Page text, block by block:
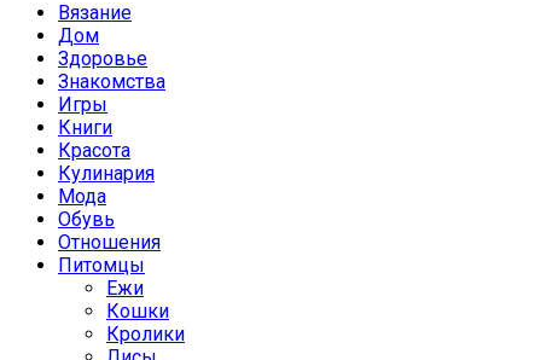
Вязание
Дом
Здоровье
Знакомства
Игры
Книги
Красота
Кулинария
Мода
Обувь
Отношения
Питомцы
Ежи
Кошки
Кролики